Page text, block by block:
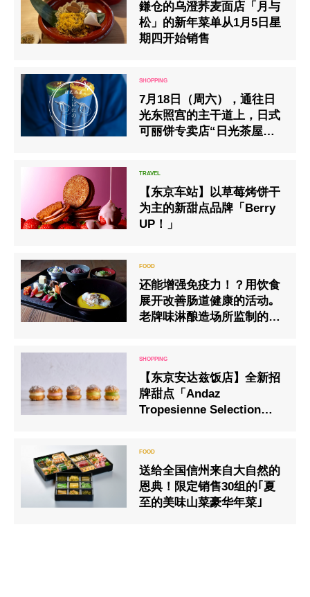
鎌仓的乌澄荞麦面店「月与
松」的新年菜单从1月5日星
期四开始销售
7月18日（周六），通往日
光东照宫的主干道上，日式
可丽饼专卖店“日光茶屋塔
【东京车站】以草莓烤饼干
为主的新甜点品牌「Berry
UP！」
还能增强免疫力！？用饮食
展开改善肠道健康的活动｡
老牌味淋酿造场所监制的
【东京安达兹饭店】全新招
牌甜点「Andaz
Tropesienne Selection
送给全国信州来自大自然的
恩典！限定销售30组的｢夏
至的美味山菜豪华年菜｣